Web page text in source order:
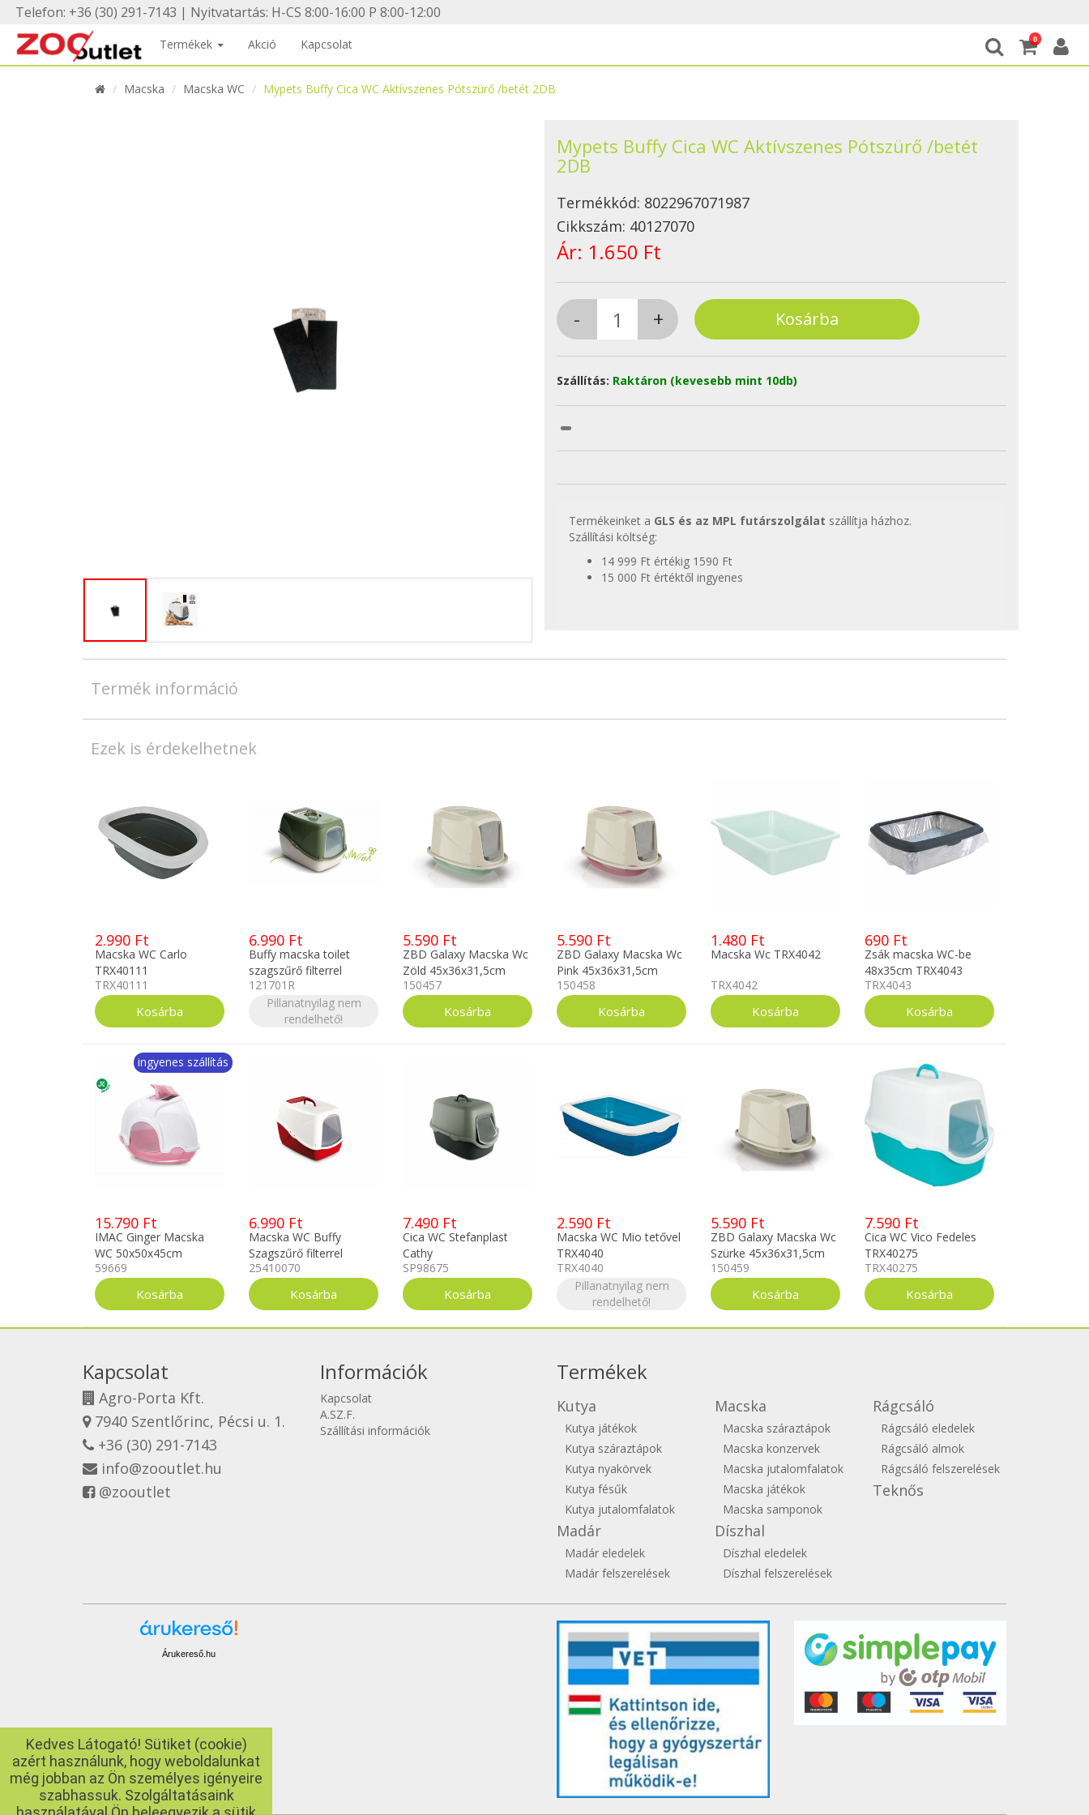
Telefon: +36 (30) 291-7143 | Nyitvatartás: H-CS 8:00-16:00 P 8:00-12:00
0
Termékek Akció Kapcsolat
Macska Macska WC Mypets Buffy Cica WC Aktívszenes Pótszürő /betét 2DB
Mypets Buffy Cica WC Aktívszenes Pótszürő /betét
2DB
Termékkód: 8022967071987
Cikkszám: 40127070
Ár: 1.650 Ft
Szállítás: Raktáron (kevesebb mint 10db)
Termékeinket a GLS és az MPL futárszolgálat szállítja házhoz.
Szállítási költség:
14 999 Ft értékig 1590 Ft
15 000 Ft értéktől ingyenes
Termék információ
Ezek is érdekelhetnek
2.990 Ft
Macska WC Carlo
TRX40111
TRX40111
6.990 Ft
Buffy macska toilet
szagszűrő filterrel
szürke
121701R
Pillanatnyilag nem
rendelhető!
5.590 Ft
ZBD Galaxy Macska Wc
Zöld 45x36x31,5cm
150457
5.590 Ft
ZBD Galaxy Macska Wc
Pink 45x36x31,5cm
150458
1.480 Ft
Macska Wc TRX4042
TRX4042
690 Ft
Zsák macska WC-be
48x35cm TRX4043
TRX4043
ingyenes szállítás
15.790 Ft
IMAC Ginger Macska
WC 50x50x45cm
59669
6.990 Ft
Macska WC Buffy
Szagszűrő filterrel
38,5x38cm puder/fehér ,
szürke/fehér színekben
25410070
7.490 Ft
Cica WC Stefanplast
Cathy
sötétszürke/szürke
56x40x40cm
SP98675
2.590 Ft
Macska WC Mio tetővel
TRX4040
TRX4040
Pillanatnyilag nem
rendelhető!
5.590 Ft
ZBD Galaxy Macska Wc
Szürke 45x36x31,5cm
150459
7.590 Ft
Cica WC Vico Fedeles
TRX40275
TRX40275
Kapcsolat
Agro-Porta Kft.
7940 Szentlőrinc, Pécsi u. 1.
+36 (30) 291-7143
info@zooutlet.hu
@zooutlet
Információk
Kapcsolat
A.SZ.F.
Szállítási információk
Termékek
Kutya
Kutya játékok
Kutya száraztápok
Kutya nyakörvek
Kutya fésűk
Kutya jutalomfalatok
Madár
Madár eledelek
Madár felszerelések
Macska
Macska száraztápok
Macska konzervek
Macska jutalomfalatok
Macska játékok
Macska samponok
Díszhal
Díszhal eledelek
Díszhal felszerelések
Rágcsáló
Rágcsáló eledelek
Rágcsáló almok
Rágcsáló felszerelések
Teknős
Árukereső.hu
Kedves Látogató! Sütiket (cookie)
azért használunk, hogy weboldalunkat
még jobban az Ön személyes igényeire
szabhassuk. Szolgáltatásaink